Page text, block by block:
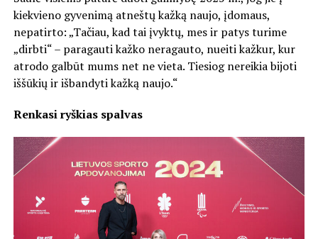
kiekvieno gyvenimą atneštų kažką naujo, įdomaus,
nepatirto: „Tačiau, kad tai įvyktų, mes ir patys turime
„dirbti“ – paragauti kažko neragauto, nueiti kažkur, kur
atrodo galbūt mums net ne vieta. Tiesiog nereikia bijoti
iššūkių ir išbandyti kažką naujo.“
Renkasi ryškias spalvas